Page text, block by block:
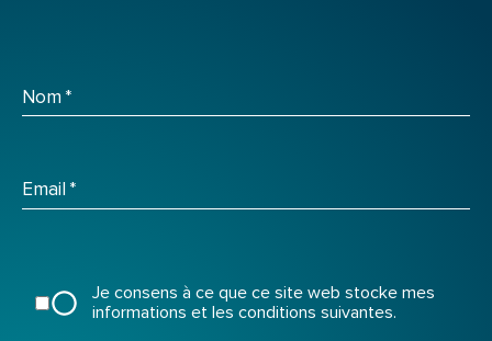
Nom *
Email *
Je consens à ce que ce site web stocke mes
informations et les conditions suivantes.